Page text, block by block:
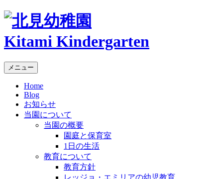
Kitami Kindergarten
メニュー
Home
Blog
お知らせ
当園について
当園の概要
園庭と保育室
1日の生活
教育について
教育方針
レッジョ・エミリアの幼児教育